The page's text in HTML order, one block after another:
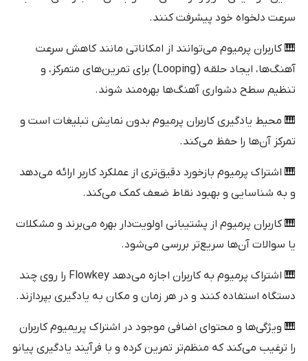
سرعت دلخواه خود پیشرفت کنند.
🎹 کاربران پرمیوم می‌توانند از امکاناتی مانند کاهش سرعت
آهنگ‌ها، ایجاد حلقه (Looping) برای تمرین‌های متمرکز، و
تنظیم سطح دشواری آهنگ‌ها بهره‌مند شوند.
🎹 محیط یادگیری کاربران پرمیوم بدون نمایش تبلیغات است و
تمرکز آن‌ها را حفظ می‌کند.
🎹 اشتراک پرمیوم بازخورد دقیق‌تری از عملکرد کاربر ارائه می‌دهد
و به شناسایی و بهبود نقاط ضعف کمک می‌کند.
🎹 کاربران پرمیوم از پشتیبانی اولویت‌دار بهره می‌برند و مشکلات
یا سوالات آن‌ها سریع‌تر بررسی می‌شود.
🎹 اشتراک پرمیوم به کاربران اجازه می‌دهد Flowkey را روی چند
دستگاه استفاده کنند و در هر زمان و مکان به یادگیری بپردازند.
🎹 ویژگی‌ها و محتوای اضافی موجود در اشتراک پریمیوم کاربران
را ترغیب می‌کند که منظم‌تر تمرین کرده و با فرآیند یادگیری پیانو